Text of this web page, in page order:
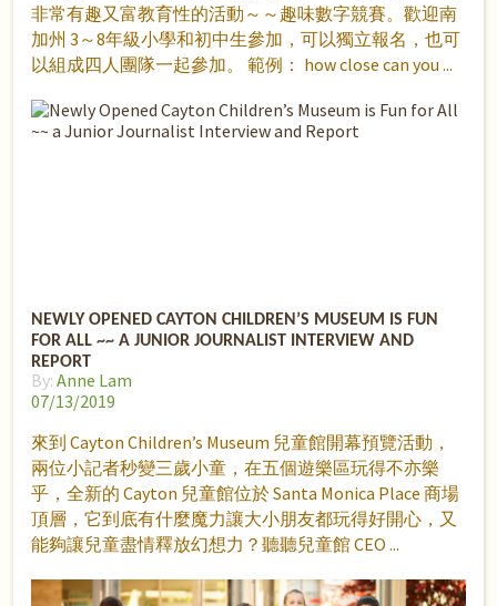
非常有趣又富教育性的活動～～趣味數字競賽。歡迎南
加州 3～8年級小學和初中生參加，可以獨立報名，也可
以組成四人團隊一起參加。 範例： how close can you
NEWLY OPENED CAYTON CHILDREN’S MUSEUM IS FUN
FOR ALL ~~ A JUNIOR JOURNALIST INTERVIEW AND
REPORT
By: Anne Lam
07/13/2019
來到 Cayton Children’s Museum 兒童館開幕預覽活動，
兩位小記者秒變三歲小童，在五個遊樂區玩得不亦樂
乎，全新的 Cayton 兒童館位於 Santa Monica Place 商場
頂層，它到底有什麼魔力讓大小朋友都玩得好開心，又
能夠讓兒童盡情釋放幻想力？聽聽兒童館 CEO